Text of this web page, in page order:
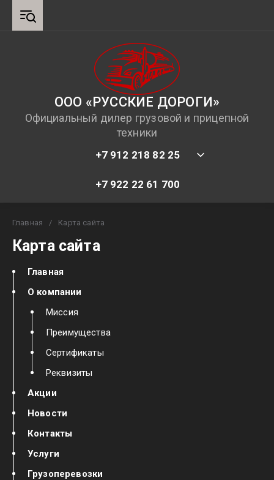
ООО «РУССКИЕ ДОРОГИ»
Официальный дилер грузовой и прицепной
техники
+7 912 218 82 25
+7 922 22 61 700
Главная / Карта сайта
Карта сайта
Главная
О компании
Миссия
Преимущества
Сертификаты
Реквизиты
Акции
Новости
Контакты
Услуги
Грузоперевозки